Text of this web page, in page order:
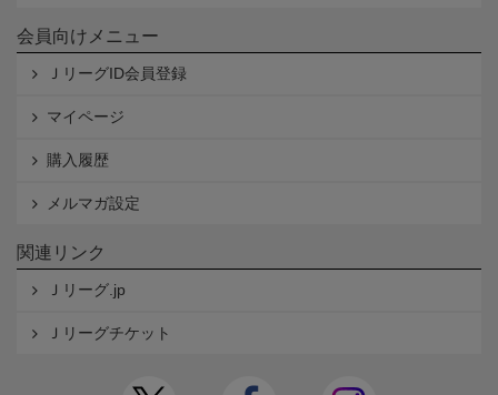
会員向けメニュー
ＪリーグID会員登録
マイページ
購入履歴
メルマガ設定
関連リンク
Ｊリーグ.jp
Ｊリーグチケット